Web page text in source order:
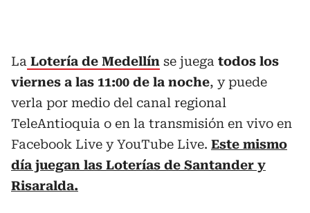
La Lotería de Medellín se juega todos los
viernes a las 11:00 de la noche, y puede
verla por medio del canal regional
TeleAntioquia o en la transmisión en vivo en
Facebook Live y YouTube Live. Este mismo
día juegan las Loterías de Santander y
Risaralda.